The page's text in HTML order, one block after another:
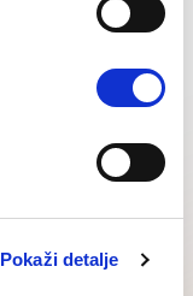
Pokaži detalje
Regional
SEE